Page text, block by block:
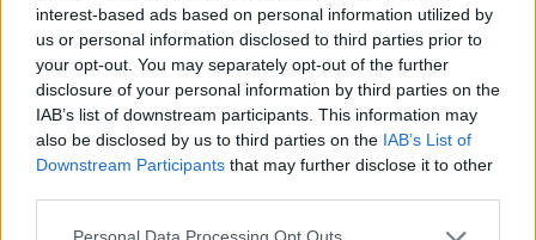
interest-based ads based on personal information utilized by
us or personal information disclosed to third parties prior to
your opt-out. You may separately opt-out of the further
disclosure of your personal information by third parties on the
IAB’s list of downstream participants. This information may
also be disclosed by us to third parties on the IAB’s List of
Downstream Participants that may further disclose it to other